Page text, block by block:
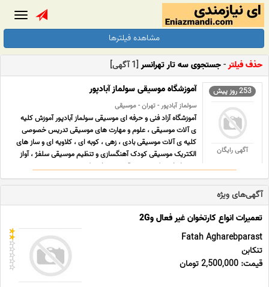
مشاهده فیلترها
حذف فیلتر-جستجوی سه تار تهرانسر[1 آگهی]
253 روز پیش
آگهی رایگان
آموزشگاه موسیقی سولماز آبادپور
سولماز آبادپور - تهران - موسیقی
آموزشگاه آزاد فنی و حرفه ای موسیقی سولماز آبادپور آموزش کلیه
ی آلات موسیقی ، علوم و مهارت های موسیقی تدریس خصوصی
کلیه ی آلات موسیقی بادی ، زهی ، کوبه ای ، کلاویه ای و ساز های
الکتریک موسیقی کودک آهنگسازی و تنظیم موسیقی سلفژ ، آواز
و صداسازی تئوری موسیقی و... پیانو ، کیبورد ... ...
آگهی‌های ویژه
تعمیرات انواع کارتخوان غیر فعال و2G
Fatah Agharebparast
تنکابن
قیمت: 2,500,000 تومان